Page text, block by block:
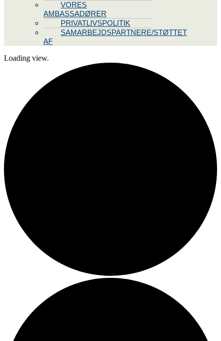
VORES
AMBASSADØRER
PRIVATLIVSPOLITIK
SAMARBEJDSPARTNERE/STØTTET
AF
Loading view.